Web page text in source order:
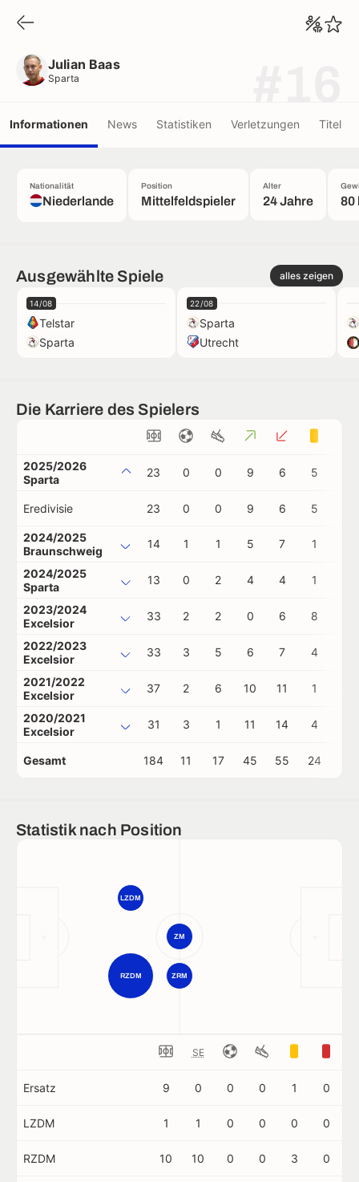
Julian Baas
Sparta
Informationen News Statistiken Verletzungen Titel
Nationalität
Niederlande
Position
Mittelfeldspieler
Alter
24 Jahre 80
Ausgewählte Spiele alles zeigen
14/08
Telstar
Sparta
22/08
Sparta
Utrecht
Die Karriere des Spielers
2025/2026
Sparta
23 0 0 9 6 5
Eredivisie 23 0 0 9 6 5
2024/2025
Braunschweig
14 1 1 5 7 1
2024/2025
Sparta
13 0 2 4 4 1
2023/2024
Excelsior
33 2 2 0 6 8
2022/2023
Excelsior
33 3 5 6 7 4
2021/2022
Excelsior
37 2 6 10 11 1
2020/2021
Excelsior
31 3 1 11 14 4
Gesamt 184 11 17 45 55 24
Statistik nach Position
RZDM ZRM
LZDM
ZM
SE
Ersatz 9 0 0 0 1 0
LZDM 1 1 0 0 0 0
RZDM 10 10 0 0 3 0